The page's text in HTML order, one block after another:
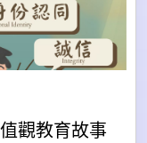
觀教育故事